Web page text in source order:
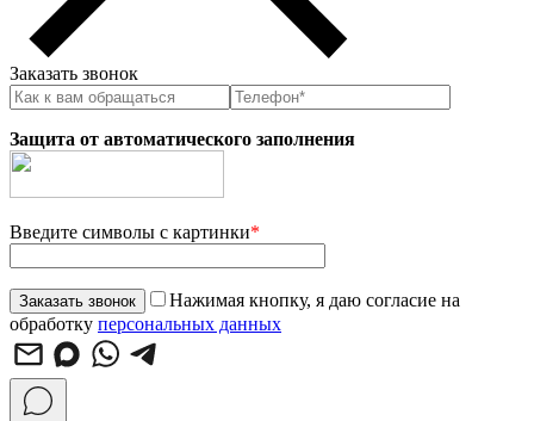
Заказать звонок
Защита от автоматического заполнения
Введите символы с картинки*
Нажимая кнопку, я даю согласие на
обработку персональных данных